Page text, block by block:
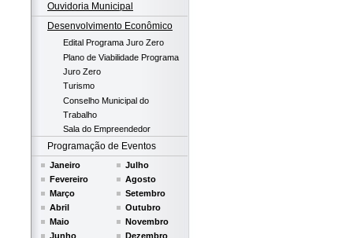
Ouvidoria Municipal
Desenvolvimento Econômico
Edital Programa Juro Zero
Plano de Viabilidade Programa
Juro Zero
Turismo
Conselho Municipal do
Trabalho
Sala do Empreendedor
Programação de Eventos
Janeiro
Fevereiro
Março
Abril
Maio
Junho
Julho
Agosto
Setembro
Outubro
Novembro
Dezembro